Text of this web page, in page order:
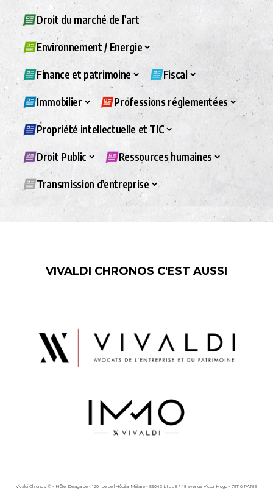
Droit du marché de l’art
Environnement / Energie
Finance et patrimoine Fiscal
Immobilier Professions réglementées
Propriété intellectuelle et TIC
Droit Public Ressources humaines
Transmission d’entreprise
VIVALDI CHRONOS C'EST AUSSI
Vivaldi Chronos © - Hôtel Delagarde - 120, rue de l'Hôpital Militaire - 59043 LILLE / 45 avenue Victor Hugo - 75116 PARIS